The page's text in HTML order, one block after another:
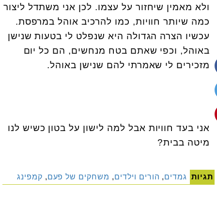
ולא מאמין שיחזור על עצמו. לכן אני משתדל ליצור
כמה שיותר חוויות, כמו להרכיב אוהל במרפסת.
עכשיו הצרה הגדולה היא שנפלט לי בטעות שנישן
באוהל, וכפי שאתם בטח מנחשים, הם כל יום
מזכירים לי שאמרתי להם שנישן באוהל.
אני בעד חוויות אבל למה לישון על בטון כשיש לנו
מיטה בבית?
תגיות גמדים, הורים וילדים, משחקים של פעם, קמפינג